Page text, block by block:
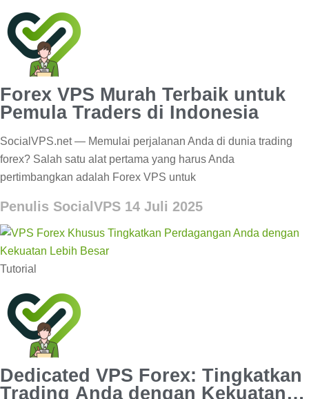
Forex VPS Murah Terbaik untuk
Pemula Traders di Indonesia
SocialVPS.net — Memulai perjalanan Anda di dunia trading
forex? Salah satu alat pertama yang harus Anda
pertimbangkan adalah Forex VPS untuk
Penulis SocialVPS 14 Juli 2025
Tutorial
Dedicated VPS Forex: Tingkatkan
Trading Anda dengan Kekuatan